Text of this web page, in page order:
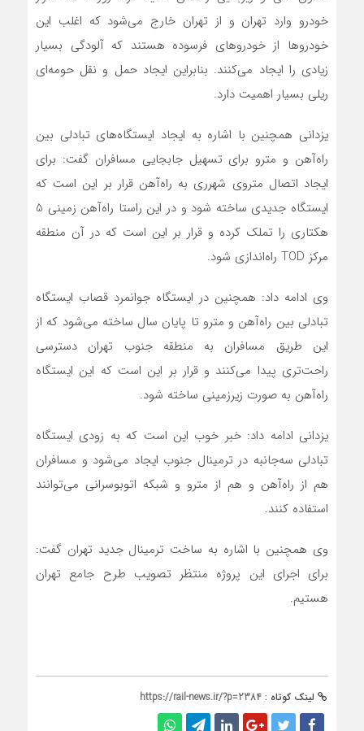
خودرو وارد تهران و از تهران خارج می‌شود که اغلب این
خودروها از خودروهای فرسوده هستند که آلودگی بسیار
زیادی را ایجاد می‌کنند. بنابراین ایجاد حمل و نقل حومه‌ای
ریلی بسیار اهمیت دارد.
یزدانی همچنین با اشاره به ایجاد ایستگاه‌های تبادلی بین
راه‌آهن و مترو برای تسهیل جابجایی مسافران گفت: برای
ایجاد اتصال متروی شهرری به راه‌آهن قرار بر این است که
ایستگاه جدیدی ساخته شود و در این راستا راه‌آهن زمینی 5
هکتاری را تملک کرده و قرار بر این است که در آن منطقه
مرکز TOD راه‌اندازی شود.
وی ادامه داد: همچنین در ایستگاه جوانمرد قصاب ایستگاه
تبادلی بین راه‌آهن و مترو تا پایان سال ساخته می‌شود که از
این طریق مسافران به منطقه جنوب تهران دسترسی
راحت‌تری پیدا می‌کنند و قرار بر این است که این ایستگاه
راه‌آهن به صورت زیرزمینی ساخته شود.
یزدانی ادامه داد: خبر خوب این است که به زودی ایستگاه
تبادلی سه‌جانبه در ترمینال جنوب ایجاد می‌شود و مسافران
هم از راه‌آهن و هم از مترو و شبکه اتوبوسرانی می‌توانند
استفاده کنند.
وی همچنین با اشاره به ساخت ترمینال جدید تهران گفت:
برای اجرای این پروژه منتظر تصویب طرح جامع تهران
هستیم.
لینک کوتاه : https://rail-news.ir/?p=2384